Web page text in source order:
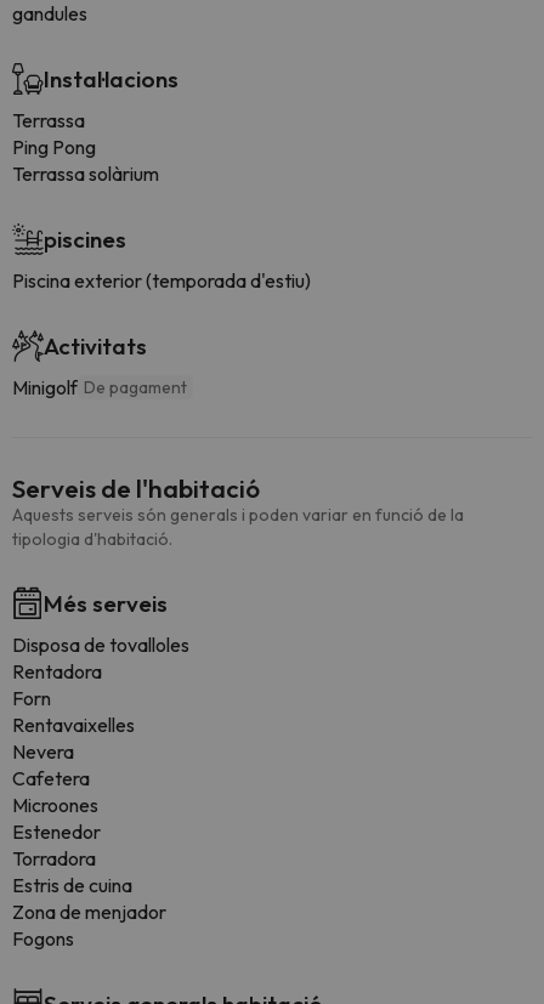
gandules
Instal·lacions
Terrassa
Ping Pong
Terrassa solàrium
piscines
Piscina exterior (temporada d'estiu)
Activitats
Minigolf De pagament
Serveis de l'habitació
Aquests serveis són generals i poden variar en funció de la
tipologia d'habitació.
Més serveis
Disposa de tovalloles
Rentadora
Forn
Rentavaixelles
Nevera
Cafetera
Microones
Estenedor
Torradora
Estris de cuina
Zona de menjador
Fogons